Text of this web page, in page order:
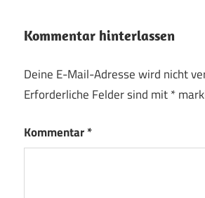
Kommentar hinterlassen
Deine E-Mail-Adresse wird nicht
Erforderliche Felder sind mit*
Kommentar*